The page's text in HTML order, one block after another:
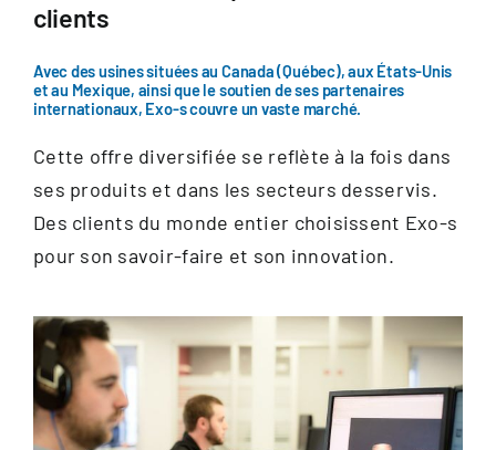
Documentation
Contact
clients
Avec des usines situées au Canada (Québec), aux États-Unis
et au Mexique, ainsi que le soutien de ses partenaires
internationaux, Exo-s couvre un vaste marché.
Cette offre diversifiée se reflète à la fois dans
ses produits et dans les secteurs desservis.
Des clients du monde entier choisissent Exo-s
pour son savoir-faire et son innovation.